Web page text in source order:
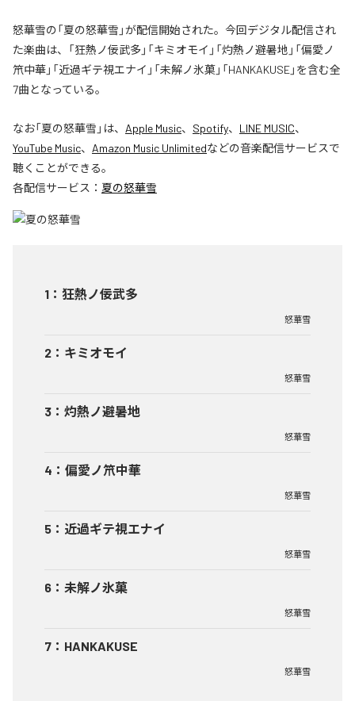
怒華雪の「夏の怒華雪」が配信開始された。今回デジタル配信され
た楽曲は、「狂熱ノ佞武多」「キミオモイ」「灼熱ノ避暑地」「偏愛ノ
笊中華」「近過ギテ視エナイ」「未解ノ氷菓」「HANKAKUSE」を含む全
7曲となっている。
なお「夏の怒華雪 」は、 Apple Music、 Spotify、 LINE MUSIC、
YouTube Music、 Amazon Music Unlimitedなどの音楽配信サービスで
聴くことができる。
各配信サービス： 夏の怒華雪
1 ： 狂熱ノ佞武多
怒華雪
2 ： キミオモイ
怒華雪
3 ： 灼熱ノ避暑地
怒華雪
4 ： 偏愛ノ笊中華
怒華雪
5 ： 近過ギテ視エナイ
怒華雪
6 ： 未解ノ氷菓
怒華雪
7 ： HANKAKUSE
怒華雪